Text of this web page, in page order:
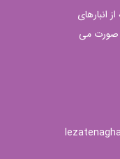
انبارهای
صورت می